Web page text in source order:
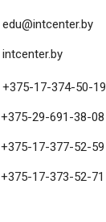
edu@intcenter.by
intcenter.by
+375-17-374-50-19
+375-29-691-38-08
+375-17-377-52-59
+375-17-373-52-71